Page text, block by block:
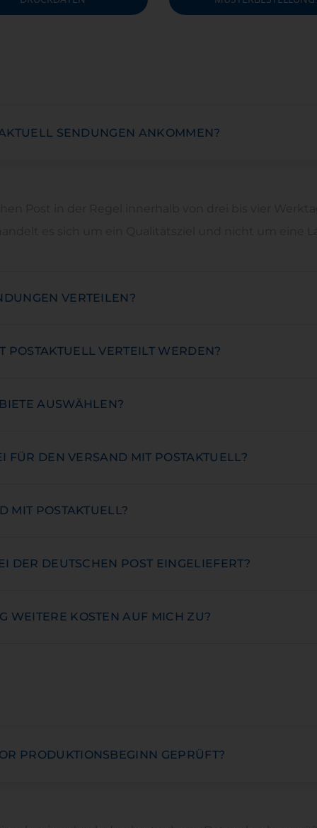
SENDUNGEN ANKOMMEN?
VERTEILEN?
VERTEILT WERDEN?
AUSWÄHLEN?
FÜR DEN VERSAND MIT POSTAKTUELL?
MIT POSTAKTUELL?
DER DEUTSCHEN POST EINGELIEFERT?
WEITERE KOSTEN AUF MICH ZU?
PRODUKTIONSBEGINN GEPRÜFT?